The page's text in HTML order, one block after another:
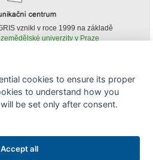
vznikl v roce 1999 na základě
univerzity v Praze
portálu AGRIS je možné
za podmínky uvedení zdroje v podobě
data publikace v AGRISu.
cookies to ensure its proper
to understand how you
be set only after consent.
Accept all